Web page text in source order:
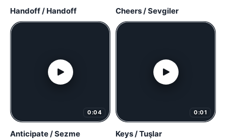
Handoff / Handoff Cheers / Sevgiler
0:04
Anticipate / Sezme
0:01
Keys / Tuşlar